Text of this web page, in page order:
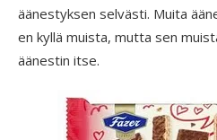
äänestyksen selvästi. Muita
en kyllä muista, mutta sen
äänestin itse.